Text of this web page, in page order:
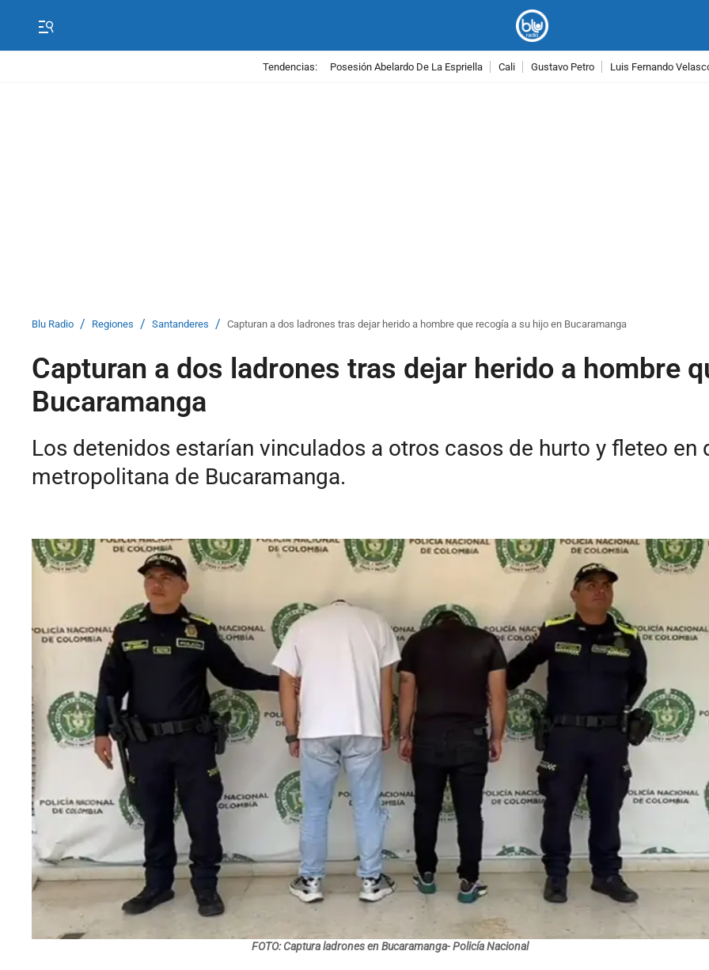
Tendencias: Posesión Abelardo De La Espriella Cali Gustavo Petro Luis Fernando
Blu Radio / Regiones / Santanderes / Capturan a dos ladrones tras dejar herido a hombre que recogía a su hijo en Bucaramanga
Capturan a dos ladrones tras dejar herido a hombre
Bucaramanga
Los detenidos estarían vinculados a otros casos de hurto y fleteo en
metropolitana de Bucaramanga.
FOTO: Captura ladrones en Bucaramanga- Policía Nacional